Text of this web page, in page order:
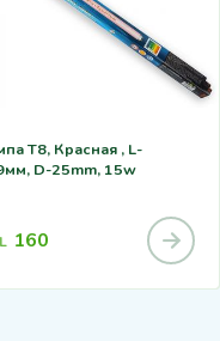
T8, Красная , L-
449мм, D-25mm, 15w
160